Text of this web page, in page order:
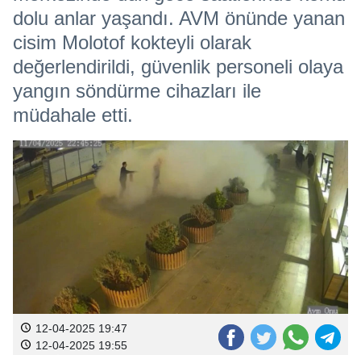
dolu anlar yaşandı. AVM önünde yanan
cisim Molotof kokteyli olarak
değerlendirildi, güvenlik personeli olaya
yangın söndürme cihazları ile
müdahale etti.
12-04-2025 19:47
12-04-2025 19:55